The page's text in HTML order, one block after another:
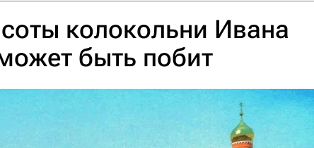
колокольни Ивана
быть побит